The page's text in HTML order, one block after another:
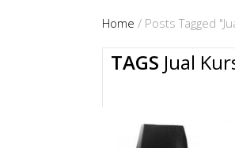
Home / Posts Tagged
TAGS Jual